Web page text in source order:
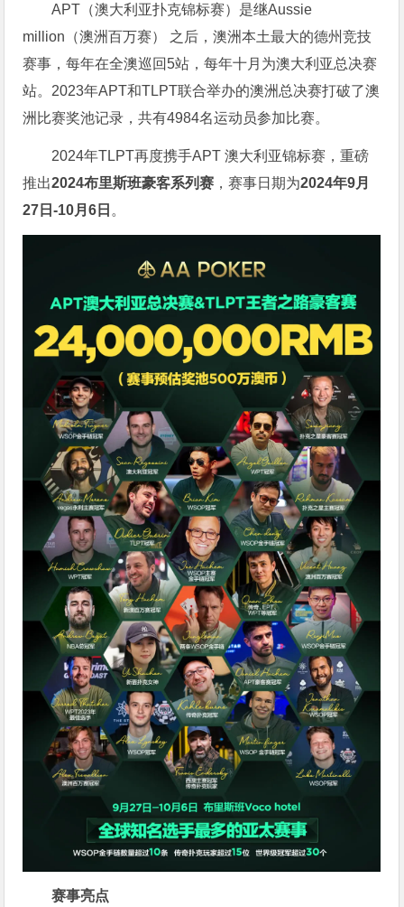
APT（澳大利亚扑克锦标赛）是继Aussie
million（澳洲百万赛） 之后，澳洲本土最大的德州竞技
赛事，每年在全澳巡回5站，每年十月为澳大利亚总决赛
站。2023年APT和TLPT联合举办的澳洲总决赛打破了澳
洲比赛奖池记录，共有4984名运动员参加比赛。
2024年TLPT再度携手APT 澳大利亚锦标赛，重磅
推出2024布里斯班豪客系列赛 ，赛事日期为2024年9月
27日-10月6日 。
赛事亮点